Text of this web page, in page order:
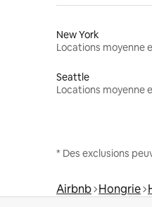
New York
Seattle
* Des exclusions
Airbnb Hongrie